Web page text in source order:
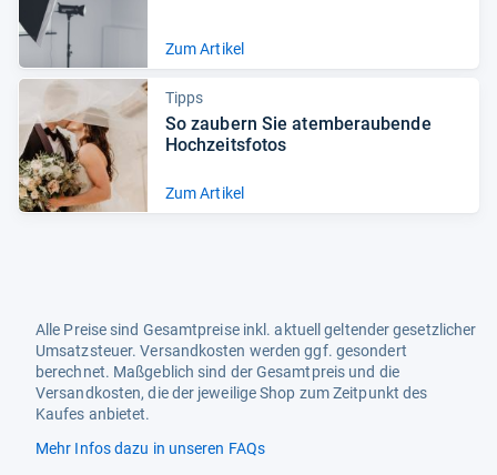
Zum Artikel
Tipps
So zau­bern Sie atem­be­rau­bende
Hoch­zeits­fo­tos
Zum Artikel
Alle Preise sind Gesamtpreise inkl. aktuell geltender gesetzlicher
Umsatzsteuer. Versandkosten werden ggf. gesondert
berechnet. Maßgeblich sind der Gesamtpreis und die
Versandkosten, die der jeweilige Shop zum Zeitpunkt des
Kaufes anbietet.
Mehr Infos dazu in unseren FAQs